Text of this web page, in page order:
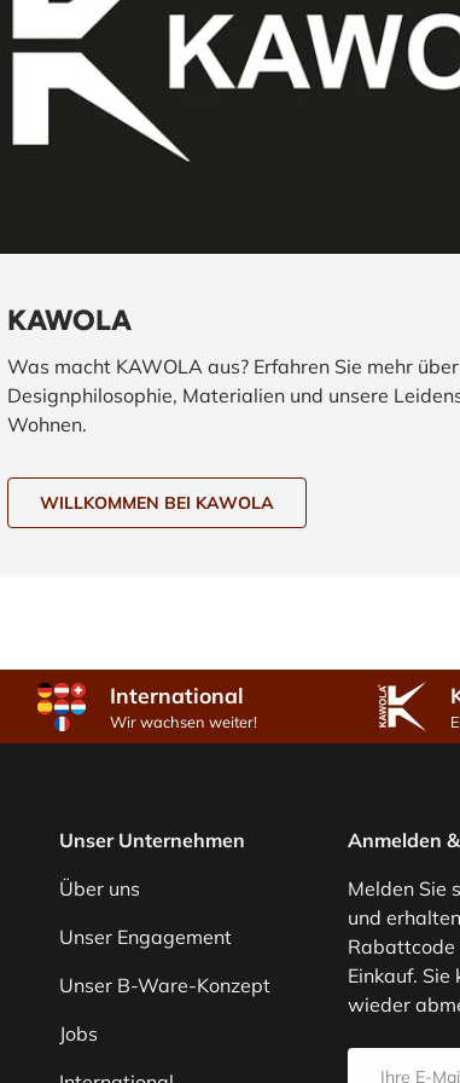
KAWOLA
Was macht KAWOLA aus? Erfahren Sie mehr
Designphilosophie, Materialien und unsere
Wohnen.
WILLKOMMEN BEI KAWOLA
International
Wir wachsen weiter!
Unser Unternehmen
Über uns
Unser Engagement
Unser B-Ware-Konzept
Jobs
Anmelden
Melden Sie
und
Rabattcode
Einkauf. Sie
wieder